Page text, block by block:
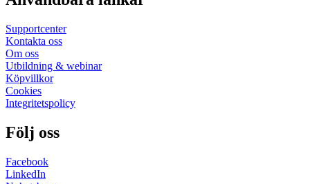
Supportcenter
Kontakta oss
Om oss
Utbildning & webinar
Köpvillkor
Cookies
Integritetspolicy
Följ oss
Facebook
LinkedIn